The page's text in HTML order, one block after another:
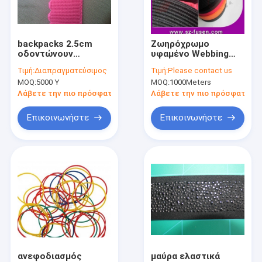
Γύρος εργοστασίων
Περιπτώσεις
Ζητήστε ένα απόσπασμα
Ζώνες υφασμάτων για τις γυναίκες
Κουμπιά ιματισμού συνήθειας
backpacks 2.5cm
οδοντώνουν
μια πλευρά στο
σχέδιο οστράκων
Τιμή:Διαπραγματεύσιμος
MOQ:5000 Υ
Λάβετε την πιο πρόσφατη τιμή
Επικοινωνήστε
Ζωηρόχρωμο
υφαμένο Webbing
νάυλον για Backpack/
τη ζώνη/τον
αθλητισμό
Τιμή:Please contact us
MOQ:1000Meters
Λάβετε την πιο πρόσφατη
Επικοινωνήστε
ανεφοδιασμός
μαύρα ελαστικά